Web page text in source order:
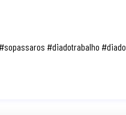
#diadotrabalho